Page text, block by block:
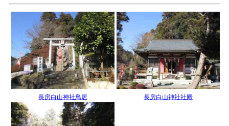
長房白山神社鳥居 長房白山神社社殿